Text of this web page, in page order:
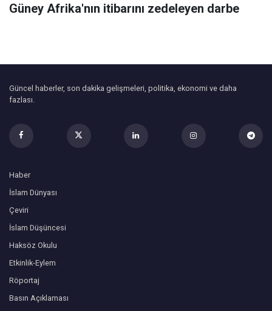
Güney Afrika'nın itibarını zedeleyen darbe
Güncel haberler, son dakika gelişmeleri, politika, ekonomi ve daha
fazlası.
Haber
İslam Dünyası
Çeviri
İslam Düşüncesi
Haksöz Okulu
Etkinlik-Eylem
Röportaj
Basın Açıklaması